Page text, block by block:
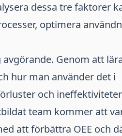
dessa tre faktorer
optimera
Genom att
hur man använder det i
och
team kommer att
att förbättra OEE och